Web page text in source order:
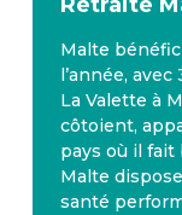
Malte
l’année,
La Valette à
côtoient,
pays où il fait
Malte
santé